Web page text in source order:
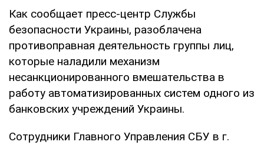
Как сообщает пресс-центр Службы
безопасности Украины, разоблачена
противоправная деятельность группы лиц,
которые наладили механизм
несанкционированного вмешательства в
работу автоматизированных систем одного из
банковских учреждений Украины.
Сотрудники Главного Управления СБУ в г.